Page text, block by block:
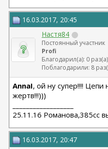
16.03.2017, 20:45
Настя84
Постоянный участник
Profi
Благодарил(а): 0 раз(а)
Поблагодарили: 8
AnnaI, ой ну супер!!!!
жертв!!!)))
25.11.16 Романова,385сс
16.03.2017, 20:47